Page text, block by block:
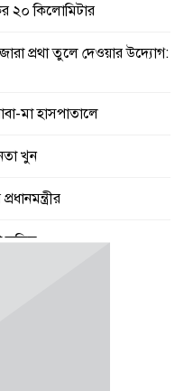
২০ কিলোমিটার
প্রথা তুলে দেওয়ার উদ্যোগ:
মা হাসপাতালে
খুন
অফিস
ফসল : স্বরাষ্ট্রমন্ত্রী